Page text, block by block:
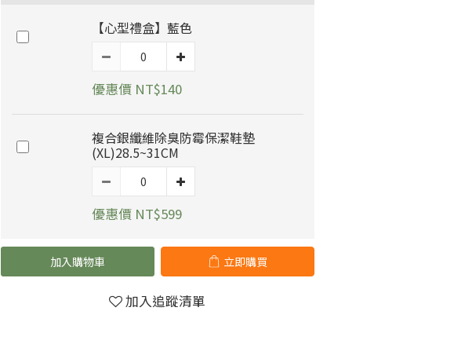
【心型禮盒】藍色
優惠價 NT$140
複合銀纖維除臭防霉保潔鞋墊
(XL)28.5~31CM
優惠價 NT$599
加入購物車 立即購買
加入追蹤清單